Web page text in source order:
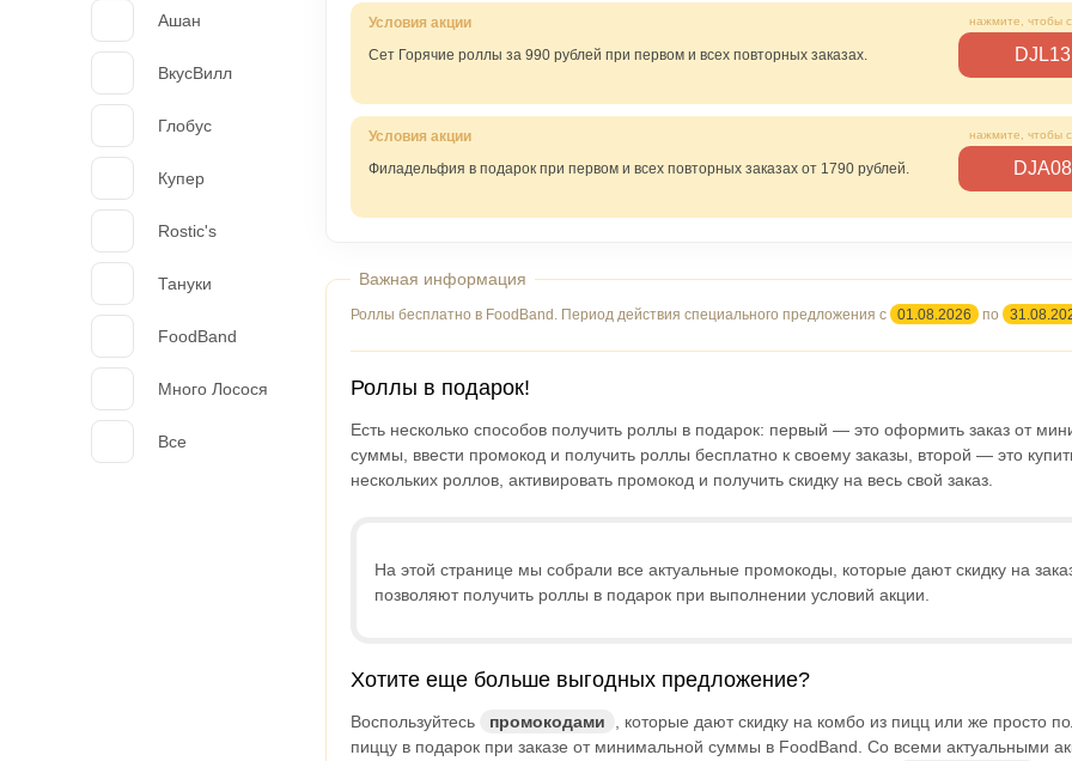
Ашан
ВкусВилл
Глобус
Купер
Rostic's
Тануки
FoodBand
Много Лосося
Все
Сет Горячие роллы за 990 рублей при первом и всех повторных заказах.
Филадельфия в подарок при первом и всех повторных заказах от 1790 рублей.
Роллы бесплатно в FoodBand. Период действия специального предложения с 01.08.2026 по
Роллы в подарок!
Есть несколько способов получить роллы в подарок: первый — это оформить заказ от
суммы, ввести промокод и получить роллы бесплатно к своему заказы, второй — это
нескольких роллов, активировать промокод и получить скидку на весь свой заказ.
На этой странице мы собрали все актуальные промокоды, которые дают скидку на
позволяют получить роллы в подарок при выполнении условий акции.
Хотите еще больше выгодных предложение?
Воспользуйтесь промокодами
, которые дают скидку на комбо из пицц или же просто
пиццу в подарок при заказе от минимальной суммы в FoodBand. Со всеми актуальными